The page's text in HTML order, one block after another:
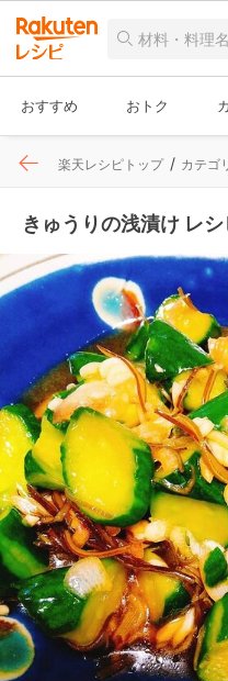
おすすめ おトク
楽天レシピトップ カテゴ
きゅうりの浅漬け レ